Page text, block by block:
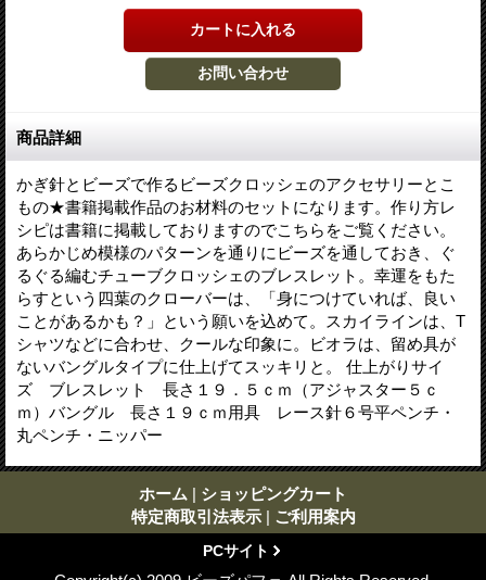
商品詳細
かぎ針とビーズで作るビーズクロッシェのアクセサリーとこ
もの★書籍掲載作品のお材料のセットになります。作り方レ
シピは書籍に掲載しておりますのでこちらをご覧ください。
あらかじめ模様のパターンを通りにビーズを通しておき、ぐ
るぐる編むチューブクロッシェのブレスレット。幸運をもた
らすという四葉のクローバーは、「身につけていれば、良い
ことがあるかも？」という願いを込めて。スカイラインは、T
シャツなどに合わせ、クールな印象に。ビオラは、留め具が
ないバングルタイプに仕上げてスッキリと。 仕上がりサイ
ズ ブレスレット 長さ１９．５ｃｍ（アジャスター５ｃ
ｍ）バングル 長さ１９ｃｍ用具 レース針６号平ペンチ・
丸ペンチ・ニッパー
ホーム | ショッピングカート
特定商取引法表示 | ご利用案内
PCサイト